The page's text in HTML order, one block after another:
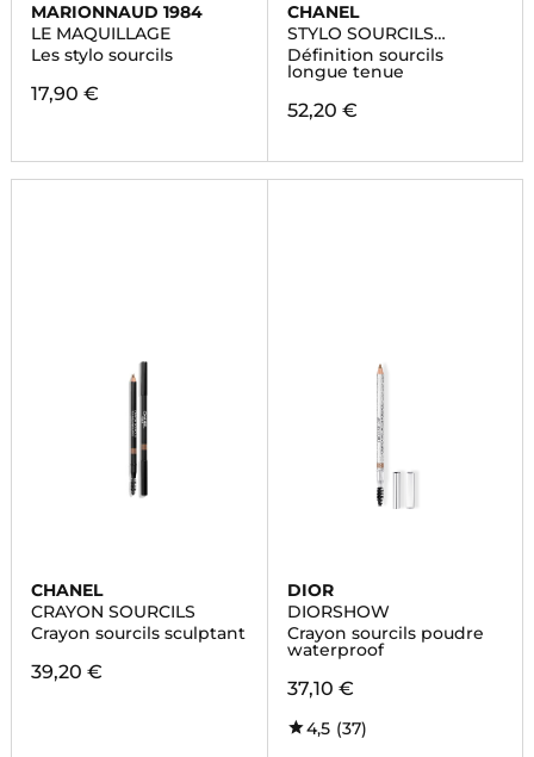
MARIONNAUD 1984
LE MAQUILLAGE
Les stylo sourcils
17,90 €
CHANEL
STYLO SOURCILS
WATERPROOF
Définition sourcils
longue tenue
52,20 €
CHANEL
CRAYON SOURCILS
Crayon sourcils sculptant
39,20 €
DIOR
DIORSHOW
Crayon sourcils poudre
waterproof
37,10 €
4,5 (37)